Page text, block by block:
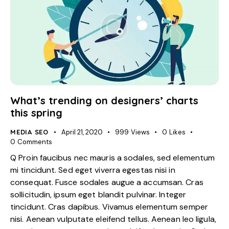
What’s trending on designers’ charts
this spring
MEDIA SEO April 21, 2020 999 Views 0 Likes
0 Comments
Q Proin faucibus nec mauris a sodales, sed elementum
mi tincidunt. Sed eget viverra egestas nisi in
consequat. Fusce sodales augue a accumsan. Cras
sollicitudin, ipsum eget blandit pulvinar. Integer
tincidunt. Cras dapibus. Vivamus elementum semper
nisi. Aenean vulputate eleifend tellus. Aenean leo ligula,